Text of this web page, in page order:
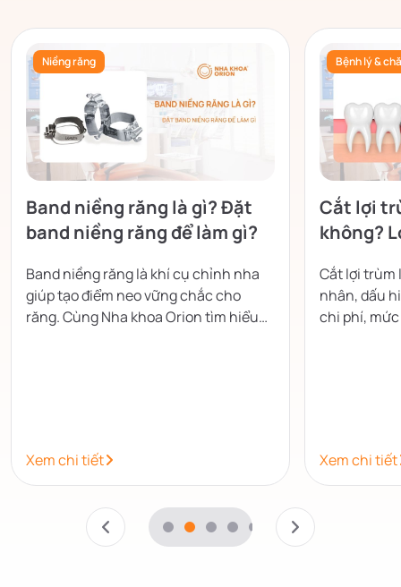
Niềng răng
Band niềng răng là gì? Đặt
band niềng răng để làm gì?
Band niềng răng là khí cụ chỉnh nha
giúp tạo điểm neo vững chắc cho
răng. Cùng Nha khoa Orion tìm hiểu
Xem chi tiết
Bệnh lý &
Cắt lợi
không?
Cắt lợi trùm
nhân, dấu
chi phí,
Xem chi tiết